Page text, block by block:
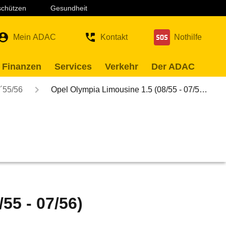
Gesundheit
Mein ADAC Kontakt Nothilfe
Services Verkehr Der ADAC
56 Opel Olympia Limousine 1.5 (08/55 - 07/5…
- 07/56)